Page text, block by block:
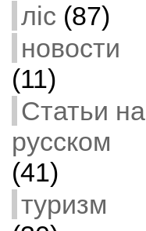
ліс (87)
новости
(11)
Статьи на
русском
(41)
туризм